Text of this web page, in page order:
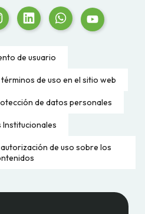
de usuario
de uso en el sitio web
de datos personales
Institucionales
de uso sobre los